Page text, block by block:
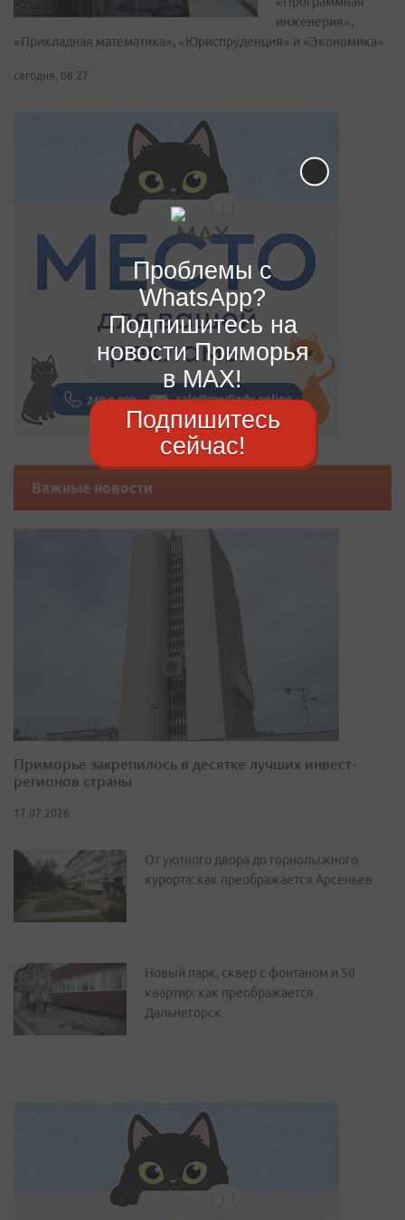
инженерия»,
«Прикладная математика», «Юриспруденция» и «Экономика»
сегодня, 08:27
Важные новости
Приморье закрепилось в десятке лучших инвест-
регионов страны
17.07.2026
От уютного двора до горнолыжного
курорта: как преображается Арсеньев
Новый парк, сквер с фонтаном и 50
квартир: как преображается
Дальнегорск
Проблемы с
WhatsApp?
Подпишитесь на
новости Приморья
в MAX!
Подпишитесь
сейчас!